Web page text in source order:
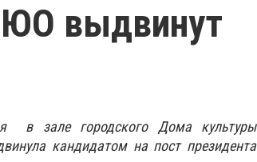
выдвинут
в зале городского Дома культуры
кандидатом на пост президента